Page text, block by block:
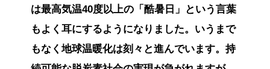
は最高気温40度以上の「酷暑日」という言葉
もよく耳にするようになりました。いうまで
もなく地球温暖化は刻々と進んでいます。持